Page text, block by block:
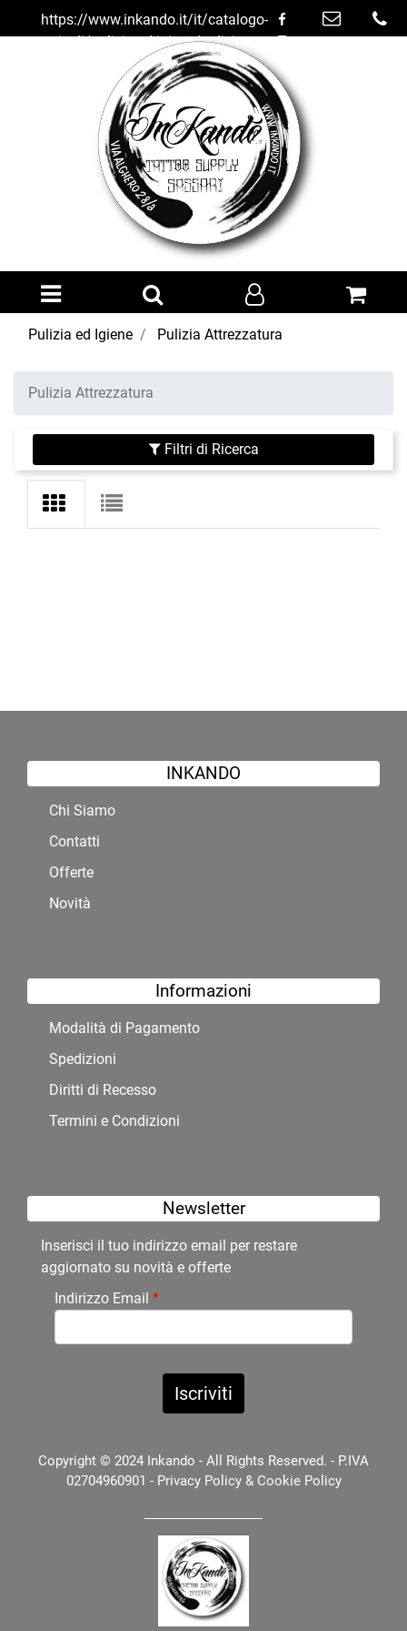
https://www.inkando.it/it/catalogo-
articoli/pulizia-ed-igiene/pulizia-
Open menu
Pulizia ed Igiene Pulizia Attrezzatura
Pulizia Attrezzatura
Filtri di Ricerca
INKANDO
Chi Siamo
Contatti
Offerte
Novità
Informazioni
Modalità di Pagamento
Spedizioni
Diritti di Recesso
Termini e Condizioni
Newsletter
Inserisci il tuo indirizzo email per restare
aggiornato su novità e offerte
Indirizzo Email *
Copyright © 2024 Inkando - All Rights Reserved. - P.IVA
02704960901 - Privacy Policy& Cookie Policy